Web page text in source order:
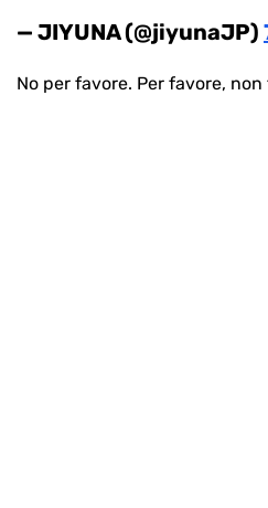
— JIYUNA (@jiyunaJP)
No per favore. Per favore, non